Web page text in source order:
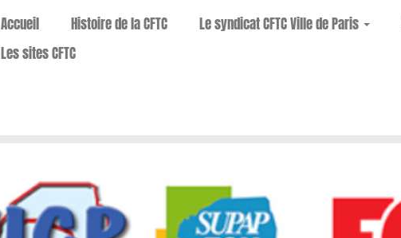
Accueil Histoire de la CFTC Le syndicat CFTC Ville de Paris
Les sites CFTC